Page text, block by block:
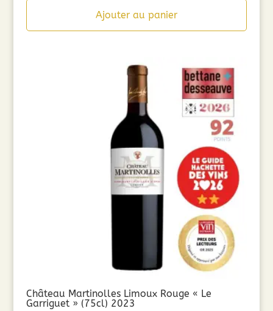
Ajouter au panier
Château Martinolles Limoux Rouge « Le
Garriguet » (75cl) 2023